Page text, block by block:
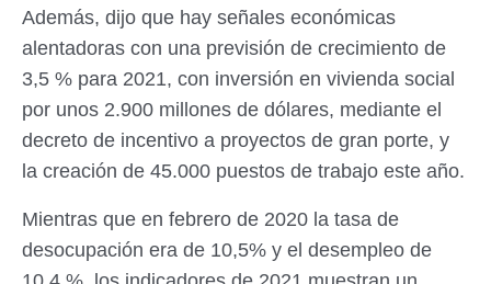
Además, dijo que hay señales económicas
alentadoras con una previsión de crecimiento de
3,5 % para 2021, con inversión en vivienda social
por unos 2.900 millones de dólares, mediante el
decreto de incentivo a proyectos de gran porte, y
la creación de 45.000 puestos de trabajo este año.
Mientras que en febrero de 2020 la tasa de
desocupación era de 10,5% y el desempleo de